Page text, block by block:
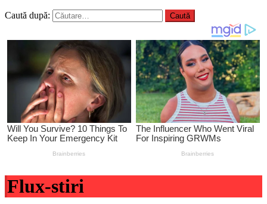
Caută după:
Flux-stiri